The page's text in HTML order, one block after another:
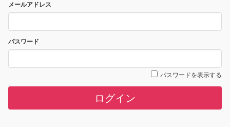
メールアドレス
パスワード
パスワードを表示する
ログイン